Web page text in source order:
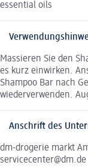
essential oils
Massieren Sie den
es kurz einwirken.
Shampoo Bar nach
wiederverwenden.
Anschrift des
dm-drogerie markt
servicecenter@dm.de